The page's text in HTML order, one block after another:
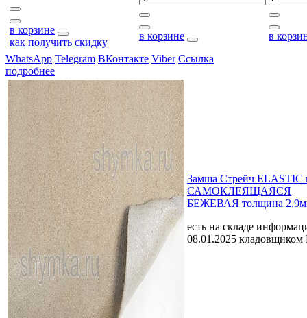
в корзине
как получить скидку
в корзине
в
WhatsApp Telegram ВКонтакте Viber Ссылка
подробнее
Замша Стрейч ELASTIC
САМОКЛЕЯЩАЯСЯ
БЕЖЕВАЯ толщина
есть на складе
08.01.2025 кладовщиком